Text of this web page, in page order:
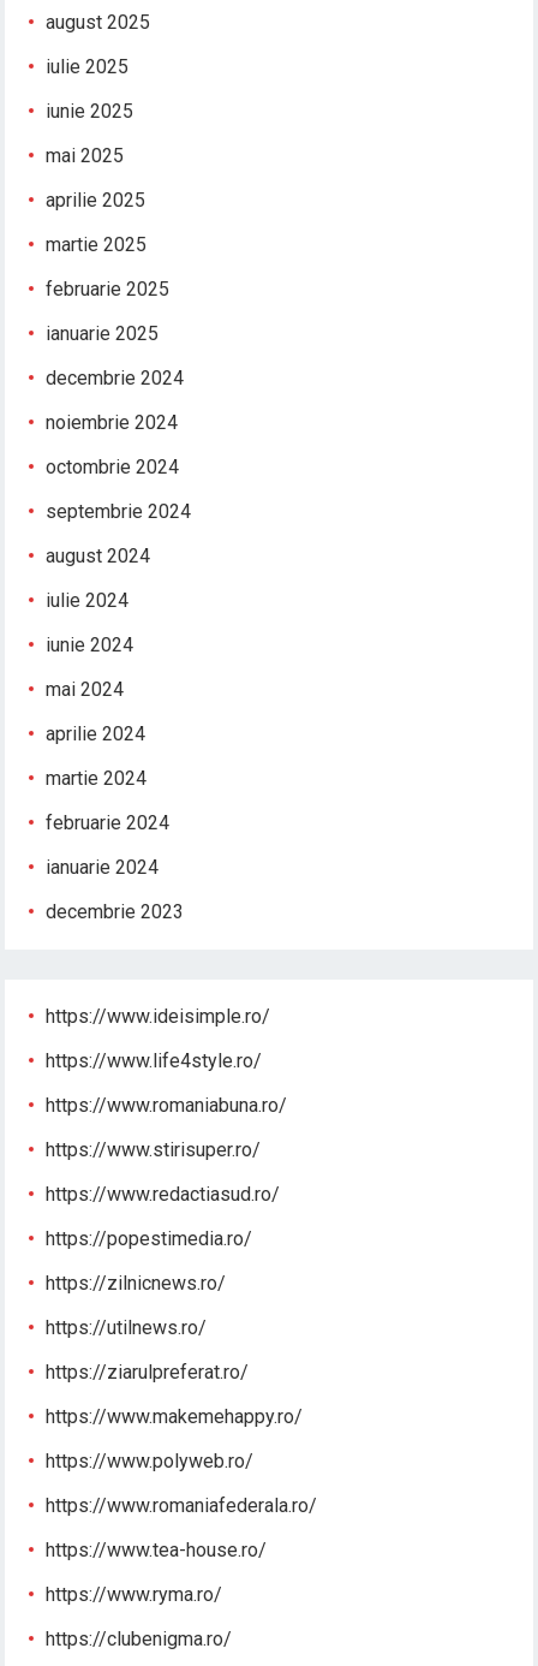
august 2025
iulie 2025
iunie 2025
mai 2025
aprilie 2025
martie 2025
februarie 2025
ianuarie 2025
decembrie 2024
noiembrie 2024
octombrie 2024
septembrie 2024
august 2024
iulie 2024
iunie 2024
mai 2024
aprilie 2024
martie 2024
februarie 2024
ianuarie 2024
decembrie 2023
https://www.ideisimple.ro/
https://www.life4style.ro/
https://www.romaniabuna.ro/
https://www.stirisuper.ro/
https://www.redactiasud.ro/
https://popestimedia.ro/
https://zilnicnews.ro/
https://utilnews.ro/
https://ziarulpreferat.ro/
https://www.makemehappy.ro/
https://www.polyweb.ro/
https://www.romaniafederala.ro/
https://www.tea-house.ro/
https://www.ryma.ro/
https://clubenigma.ro/